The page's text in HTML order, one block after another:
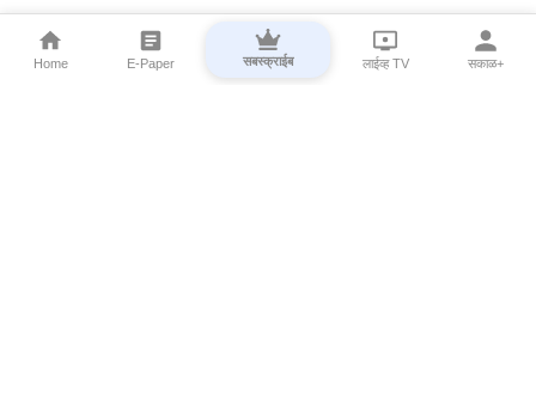
Home E-Paper सबस्क्राईब लाईव्ह TV सकाळ+